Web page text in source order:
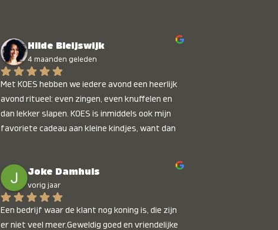
Hilde Bleijswijk
4 maanden geleden
Met KOES hebben we iedere avond een heerlijk
avond ritueel: even zingen, even knuffelen en
dan lekker slapen. KOES is inmiddels ook mijn
favoriete cadeau aan kleine kindjes, want dan
onbetaalbaar :)
Joke Damhuis
vorig jaar
Een bedrijf waar de klant nog koning is, die zijn
er niet veel meer.Geweldig goed en vriendelijke